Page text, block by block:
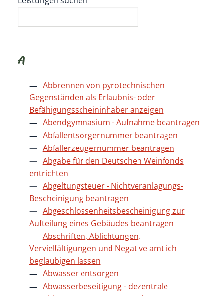
A
Abbrennen von pyrotechnischen
Gegenständen als Erlaubnis- oder
Befähigungsscheininhaber anzeigen
Abendgymnasium - Aufnahme beantragen
Abfallentsorgernummer beantragen
Abfallerzeugernummer beantragen
Abgabe für den Deutschen Weinfonds
entrichten
Abgeltungsteuer - Nichtveranlagungs-
Bescheinigung beantragen
Abgeschlossenheitsbescheinigung zur
Aufteilung eines Gebäudes beantragen
Abschriften, Ablichtungen,
Vervielfältigungen und Negative amtlich
beglaubigen lassen
Abwasser entsorgen
Abwasserbeseitigung - dezentrale